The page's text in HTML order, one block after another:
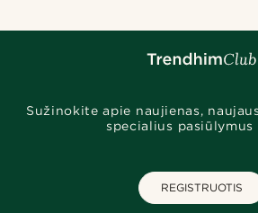
Sužinokite apie naujienas,
specialius pasiūlymus
REGISTRUOTIS